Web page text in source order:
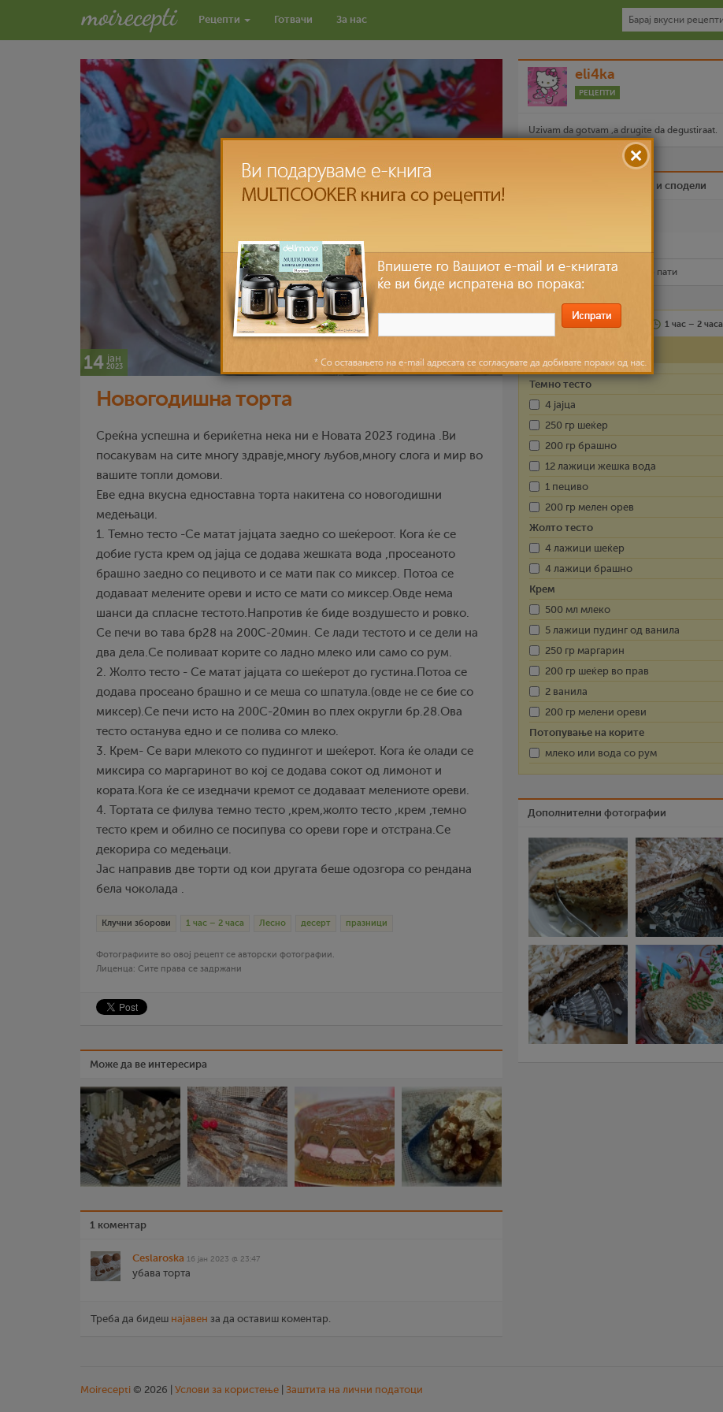
Рецепти Готвачи За нас
14 јан
2023
Новогодишна торта
Среќна успешна и бериќетна нека ни е Новата 2023 година .Ви
посакувам на сите многу здравје,многу љубов,многу слога и мир во
вашите топли домови.
Еве една вкусна едноставна торта накитена со новогодишни
медењаци.
1. Темно тесто -Се матат јајцата заедно со шеќероот. Кога ќе се
добие густа крем од јајца се додава жешката вода ,просеаното
брашно заедно со пецивото и се мати пак со миксер. Потоа се
додаваат мелените ореви и исто се мати со миксер.Овде нема
шанси да спласне тестото.Напротив ќе биде воздушесто и ровко.
Се печи во тава бр28 на 200С-20мин. Се лади тестото и се дели на
два дела.Се поливаат корите со ладно млеко или само со рум.
2. Жолто тесто - Се матат јајцата со шеќерот до густина.Потоа се
додава просеано брашно и се меша со шпатула.(овде не се бие со
миксер).Се печи исто на 200С-20мин во плех округли бр.28.Ова
тесто останува едно и се полива со млеко.
3. Крем- Се вари млекото со пудингот и шеќерот. Кога ќе олади се
миксира со маргаринот во кој се додава сокот од лимонот и
кората.Кога ќе се изедначи кремот се додаваат мелениоте ореви.
4. Тортата се филува темно тесто ,крем,жолто тесто ,крем ,темно
тесто крем и обилно се посипува со ореви горе и отстрана.Се
декорира со медењаци.
Јас направив две торти од кои другата беше одозгора со рендана
бела чоколада .
Клучни зборови 1 час – 2 часа Лесно десерт празници
Фотографиите во овој рецепт се авторски фотографии.
Лиценца: Сите права се задржани
Може да ве интересира
1 коментар
Ceslaroska 16 јан 2023 @ 23:47
убава торта
Треба да бидеш најавен за да оставиш коментар.
eli4ka
РЕЦЕПТИ
Uzivam da gotvam ,a drugite da degustiraat.
Биди вистински пријател и сподели
Рецептот е прочитан пати
Лесно многу лица 1 час – 2 часа
Темно тесто
4 јајца
250 гр шеќер
200 гр брашно
12 лажици жешка вода
1 пециво
200 гр мелен орев
Жолто тесто
4 лажици шеќер
4 лажици брашно
Крем
500 мл млеко
5 лажици пудинг од ванила
250 гр маргарин
200 гр шеќер во прав
2 ванила
200 гр мелени ореви
Потопување на корите
млеко или вода со рум
Дополнителни фотографии
Moirecepti © 2026 | Услови за користење Заштита на лични податоци